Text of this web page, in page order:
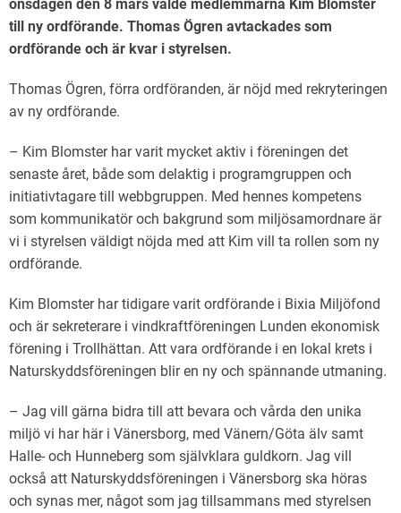
onsdagen den 8 mars valde medlemmarna Kim Blomster
till ny ordförande. Thomas Ögren avtackades som
ordförande och är kvar i styrelsen.
Thomas Ögren, förra ordföranden, är nöjd med rekryteringen
av ny ordförande.
– Kim Blomster har varit mycket aktiv i föreningen det
senaste året, både som delaktig i programgruppen och
initiativtagare till webbgruppen. Med hennes kompetens
som kommunikatör och bakgrund som miljösamordnare är
vi i styrelsen väldigt nöjda med att Kim vill ta rollen som ny
ordförande.
Kim Blomster har tidigare varit ordförande i Bixia Miljöfond
och är sekreterare i vindkraftföreningen Lunden ekonomisk
förening i Trollhättan. Att vara ordförande i en lokal krets i
Naturskyddsföreningen blir en ny och spännande utmaning.
– Jag vill gärna bidra till att bevara och vårda den unika
miljö vi har här i Vänersborg, med Vänern/Göta älv samt
Halle- och Hunneberg som självklara guldkorn. Jag vill
också att Naturskyddsföreningen i Vänersborg ska höras
och synas mer, något som jag tillsammans med styrelsen